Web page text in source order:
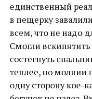
единственный
в пещерку
всем, что не надо
Смогли
состегнуть
теплее, но молнии
одну сторону кое-